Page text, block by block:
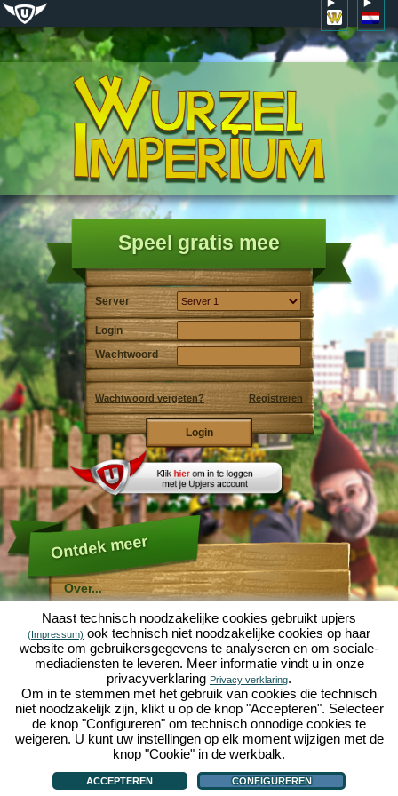
Speel gratis mee
Server
Login
Wachtwoord
Wachtwoord vergeten? Registreren
Ontdek meer
Over...
Molehill Empire ...
... is een leuke economische simulatie, die draait om
een microcosmos tuin. Als gratis browersspel speelt
het af in je webbowers, zonder extra downloads of
software!
Met de hulp van een ijverige tuinkabouter, kun je zelf je
eigen tuin van Eden namaken. Sla, wortelen, aardbeien,
spinazie of uien - Je mag zelf beslissen welke planten je
wilt kweken. Bezoek de vriendelijke stedenTuinzicht en
Bloesemdorpom te handelen met andere spelers, het
kopen van nieuwe planten en decoraties om je tuin op
te fleuren, lever aan je klanten en zorg er voor dat je
goede vrienden wordt met je buren... anders wordt je
wakker en is je tuin omgeploegd door een leger mollen!
Forum|Hulp|Contact/Voorwaarden/Privacy|upjers GmbH|Cookies beheren
Naast technisch noodzakelijke cookies gebruikt upjers
(Impressum) ook technisch niet noodzakelijke cookies op haar
website om gebruikersgegevens te analyseren en om sociale-
mediadiensten te leveren. Meer informatie vindt u in onze
privacyverklaring Privacy verklaring.
Om in te stemmen met het gebruik van cookies die technisch
niet noodzakelijk zijn, klikt u op de knop "Accepteren". Selecteer
de knop "Configureren" om technisch onnodige cookies te
weigeren. U kunt uw instellingen op elk moment wijzigen met de
knop "Cookie" in de werkbalk.
ACCEPTEREN CONFIGUREREN